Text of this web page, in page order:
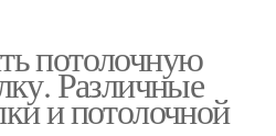
потолочную
Различные
и потолочной